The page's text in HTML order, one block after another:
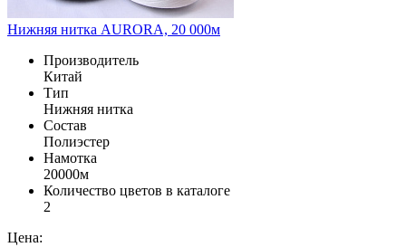
Нижняя нитка AURORA, 20 000м
Производитель
Китай
Тип
Нижняя нитка
Состав
Полиэстер
Намотка
20000м
Количество цветов в каталоге
2
Цена: